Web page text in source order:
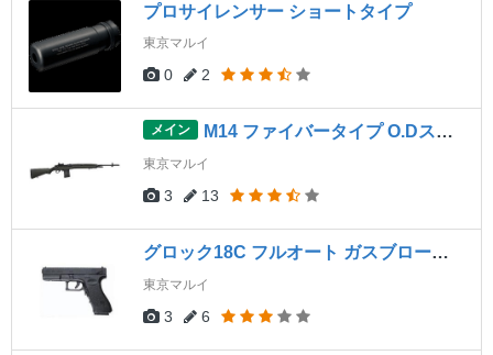
プロサイレンサー ショートタイプ
東京マルイ
0 2
メイン M14 ファイバータイプ O.Dストック
東京マルイ
3 13
グロック18C フルオート ガスブローバック
東京マルイ
3 6